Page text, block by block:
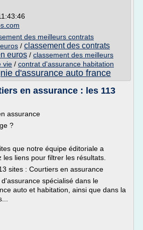
des meilleurs contrats
/ classement des contrats
euros / classement des meilleurs
vie / contrat d'assurance habitation
d'assurance auto france
en assurance : les 113
assurance
?
que notre équipe éditoriale a
les liens pour filtrer les résultats.
sites : Courtiers en assurance
spécialisé dans le
auto et habitation, ainsi que dans la